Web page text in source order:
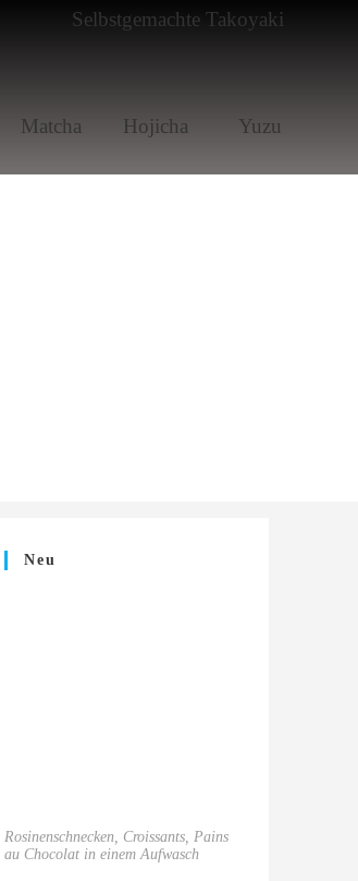
Matcha Hoji­cha Yuzu
Neu
Rosinenschnecken, Croissants, Pains
au Chocolat in einem Aufwasch